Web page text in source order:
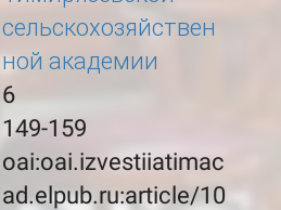
сельскохозяйствен
ной академии
6
149-159
oai:oai.izvestiiatimac
ad.elpub.ru:article/10